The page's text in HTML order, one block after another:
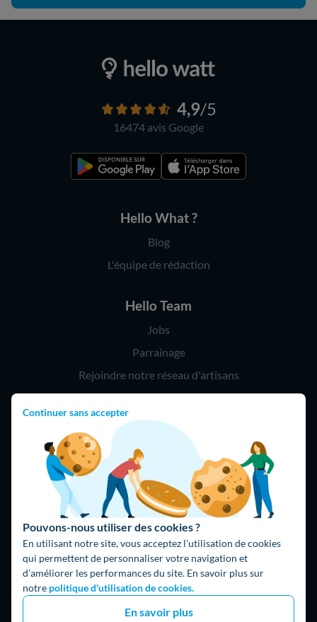
Continuer sans accepter
Pouvons-nous utiliser des cookies ?
En utilisant notre site, vous acceptez l’utilisation de cookies
qui permettent de personnaliser votre navigation et
d’améliorer les performances du site. En savoir plus sur
notre politique d'utilisation de cookies.
En savoir plus
4,9/5
16474 avis Google
Hello What ?
Blog
L'équipe de rédaction
Hello Team
Jobs
Parrainage
Rejoindre notre réseau d'artisans
Hello !
09 75 18 60 60
(8h-21h)
75018 Paris
Fait avec ⚡ par Hello Watt
© 2026 Hello Watt |CGU|Mentions légales